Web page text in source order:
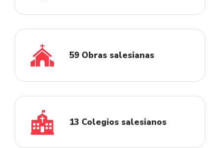
59 Obras salesianas
13 Colegios salesianos